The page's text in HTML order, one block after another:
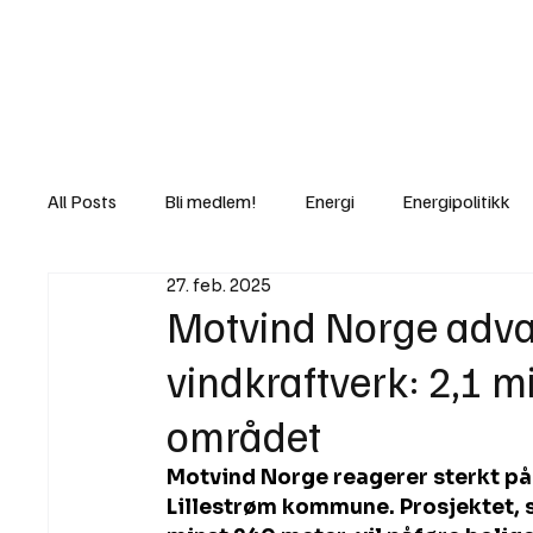
All Posts Bli medlem! Energi Energipolitikk
Lov og rett Lovbrudd
Rettslige skritt i Klartekst Ukens innlegg
Motvind Norge
vindkraftverk: 2,1
området
27. feb. 2025
Motvind Norge reagerer sterkt
Lillestrøm kommune. Prosjektet,